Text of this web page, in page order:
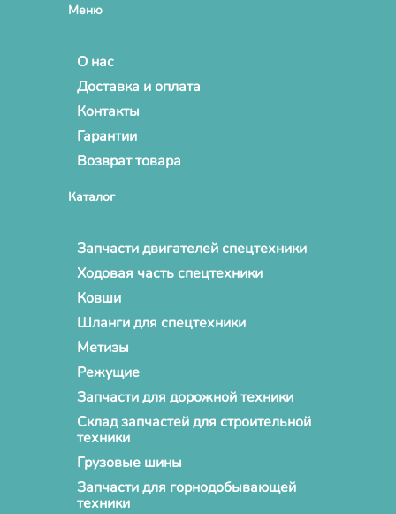
Меню
О нас
Доставка и оплата
Контакты
Гарантии
Возврат товара
Каталог
Запчасти двигателей спецтехники
Ходовая часть спецтехники
Ковши
Шланги для спецтехники
Метизы
Режущие
Запчасти для дорожной техники
Склад запчастей для строительной
техники
Грузовые шины
Запчасти для горнодобывающей
техники